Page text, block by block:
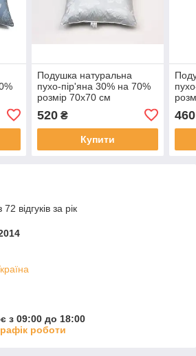
Подушка натуральна
пухо-пір'яна 30% на 70%
розмір 70х70 см
520₴
Купити
460
відгуків за рік
з 09:00 до 18:00
роботи